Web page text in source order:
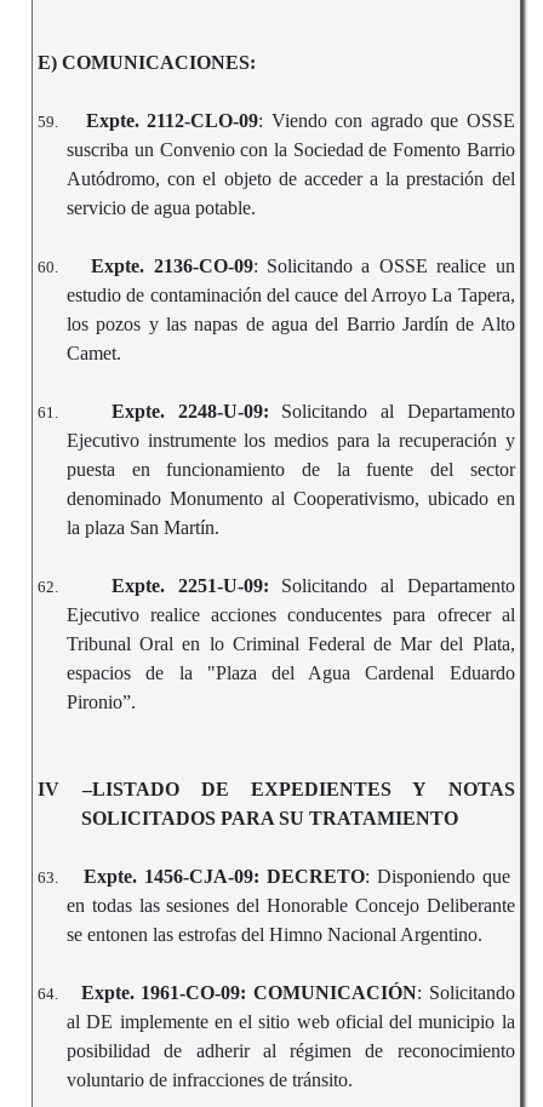
E) COMUNICACIONES:
59. Expte. 2112-CLO-09: Viendo con agrado que OSSE
suscriba un Convenio con la Sociedad de Fomento Barrio
Autódromo, con el objeto de acceder a la prestación del
servicio de agua potable.
60. Expte. 2136-CO-09: Solicitando a OSSE realice un
estudio de contaminación del cauce del Arroyo La Tapera,
los pozos y las napas de agua del Barrio Jardín de Alto
Camet.
61. Expte. 2248-U-09: Solicitando al Departamento
Ejecutivo instrumente los medios para la recuperación y
puesta en funcionamiento de la fuente del sector
denominado Monumento al Cooperativismo, ubicado en
la plaza San Martín.
62. Expte. 2251-U-09: Solicitando al Departamento
Ejecutivo realice acciones conducentes para ofrecer al
Tribunal Oral en lo Criminal Federal de Mar del Plata,
espacios de la "Plaza del Agua Cardenal Eduardo
Pironio”.
IV –LISTADO DE EXPEDIENTES Y NOTAS
SOLICITADOS PARA SU TRATAMIENTO
63. Expte. 1456-CJA-09: DECRETO: Disponiendo que
en todas las sesiones del Honorable Concejo Deliberante
se entonen las estrofas del Himno Nacional Argentino.
64. Expte. 1961-CO-09: COMUNICACIÓN: Solicitando
al DE implemente en el sitio web oficial del municipio la
posibilidad de adherir al régimen de reconocimiento
voluntario de infracciones de tránsito.